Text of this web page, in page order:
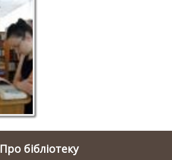
Про бібліотеку